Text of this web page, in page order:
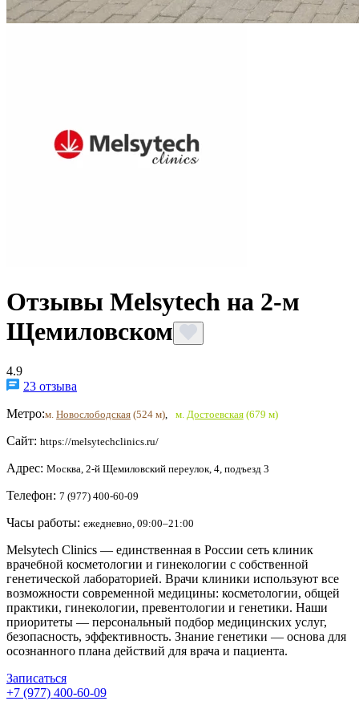
Отзывы Melsytech на 2-м
Щемиловском
4.9
23 отзыва
Метро:м. Новослободская (524 м) м. Достоевская(679 м)
Сайт: https://melsytechclinics.ru/
Адрес: Москва, 2-й Щемиловский переулок, 4, подъезд 3
Телефон: 7 (977) 400-60-09
Часы работы: ежедневно, 09:00–21:00
Melsytech Clinics — единственная в России сеть клиник
врачебной косметологии и гинекологии с собственной
генетической лабораторией. Врачи клиники используют все
возможности современной медицины: косметологии, общей
практики, гинекологии, превентологии и генетики. Наши
приоритеты — персональный подбор медицинских услуг,
безопасность, эффективность. Знание генетики — основа для
осознанного плана действий для врача и пациента.
Записаться
+7 (977) 400-60-09